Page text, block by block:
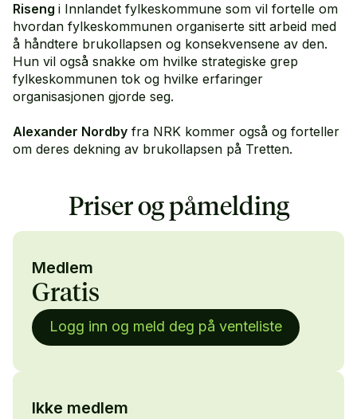
Riseng i Innlandet fylkeskommune som vil fortelle om
hvordan fylkeskommunen organiserte sitt arbeid med
å håndtere brukollapsen og konsekvensene av den.
Hun vil også snakke om hvilke strategiske grep
fylkeskommunen tok og hvilke erfaringer
organisasjonen gjorde seg.
Alexander Nordby fra NRK kommer også og forteller
om deres dekning av brukollapsen på Tretten.
Priser og påmelding
Medlem
Gratis
Logg inn og meld deg på venteliste
Ikke medlem